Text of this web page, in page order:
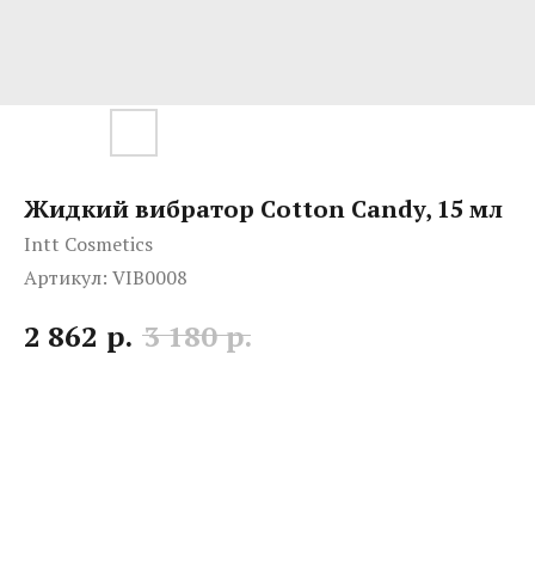
Жидкий вибратор Cotton Candy, 15 мл
Intt Cosmetics
Артикул: VIB0008
2 862 р. 3 180 р.